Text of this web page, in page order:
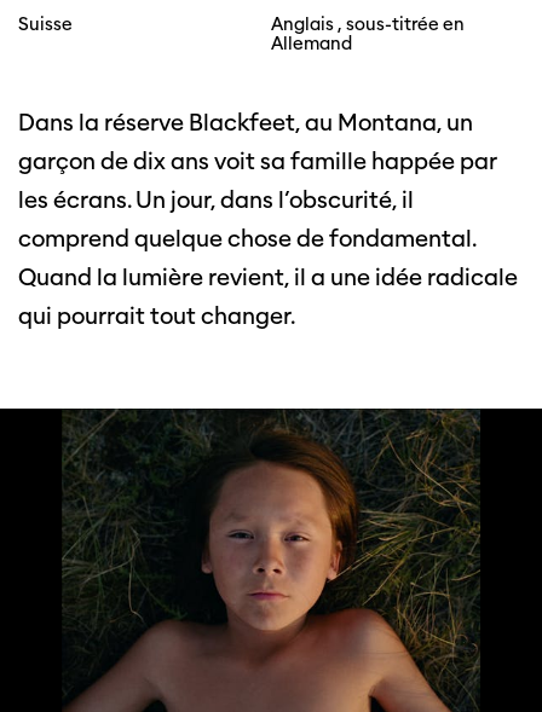
Suisse
Anglais , sous-titrée en
Allemand
Dans la réserve Blackfeet, au Montana, un
garçon de dix ans voit sa famille happée par
les écrans. Un jour, dans l’obscurité, il
comprend quelque chose de fondamental.
Quand la lumière revient, il a une idée radicale
qui pourrait tout changer.